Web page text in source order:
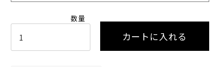
カートに入れる